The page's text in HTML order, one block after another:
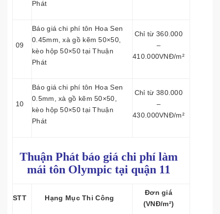
Phát
09
Báo giá chi phí tôn Hoa Sen
0.45mm, xà gồ kẽm 50×50,
kèo hộp 50×50 tại Thuận
Phát
Chỉ từ 360.000
–
410.000VNĐ/m²
10
Báo giá chi phí tôn Hoa Sen
0.5mm, xà gồ kẽm 50×50,
kèo hộp 50×50 tại Thuận
Phát
Chỉ từ 380.000
–
430.000VNĐ/m²
Thuận Phát báo giá chi phí làm
mái tôn Olympic tại quận 11
STT Hạng Mục Thi Công
Đơn giá
(VNĐ/m²)